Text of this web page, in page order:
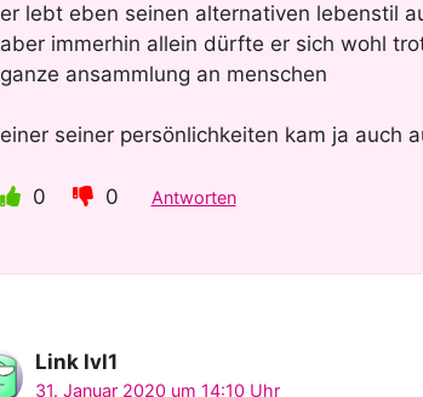
er lebt eben seinen alternativen lebenstil
aber immerhin allein dürfte er sich wohl
ganze ansammlung an menschen
einer seiner persönlichkeiten kam ja auch
0 0 Antworten
Link lvl1
31. Januar 2020 um 14:10 Uhr